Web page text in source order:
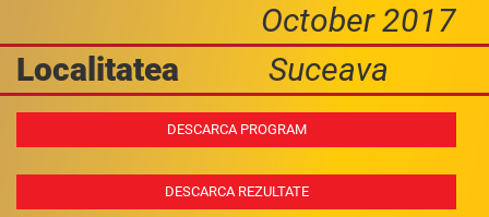
October 2017
Localitatea
Suceava
DESCARCA PROGRAM
DESCARCA REZULTATE